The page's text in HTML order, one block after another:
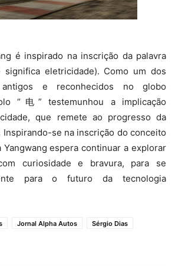
é inspirado na inscrição da palavra
significa eletricidade). Como um dos
e reconhecidos no globo
“电” testemunhou a implicação
que remete ao progresso da
Inspirando-se na inscrição do conceito
Yangwang espera continuar a explorar
curiosidade e bravura, para se
para o futuro da tecnologia
Jornal Alpha Autos
Sérgio Dias